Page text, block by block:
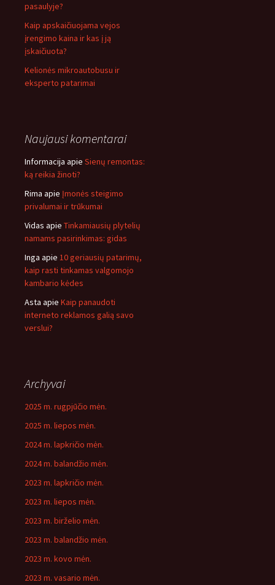
pasaulyje?
Kaip apskaičiuojama vejos
įrengimo kaina ir kas į ją
įskaičiuota?
Kelionės mikroautobusu ir
eksperto patarimai
Naujausi komentarai
Informacija apie Sienų remontas:
ką reikia žinoti?
Rima apie Įmonės steigimo
privalumai ir trūkumai
Vidas apie Tinkamiausių plytelių
namams pasirinkimas: gidas
Inga apie 10 geriausių patarimų,
kaip rasti tinkamas valgomojo
kambario kėdes
Asta apie Kaip panaudoti
interneto reklamos galią savo
verslui?
Archyvai
2025 m. rugpjūčio mėn.
2025 m. liepos mėn.
2024 m. lapkričio mėn.
2024 m. balandžio mėn.
2023 m. lapkričio mėn.
2023 m. liepos mėn.
2023 m. birželio mėn.
2023 m. balandžio mėn.
2023 m. kovo mėn.
2023 m. vasario mėn.